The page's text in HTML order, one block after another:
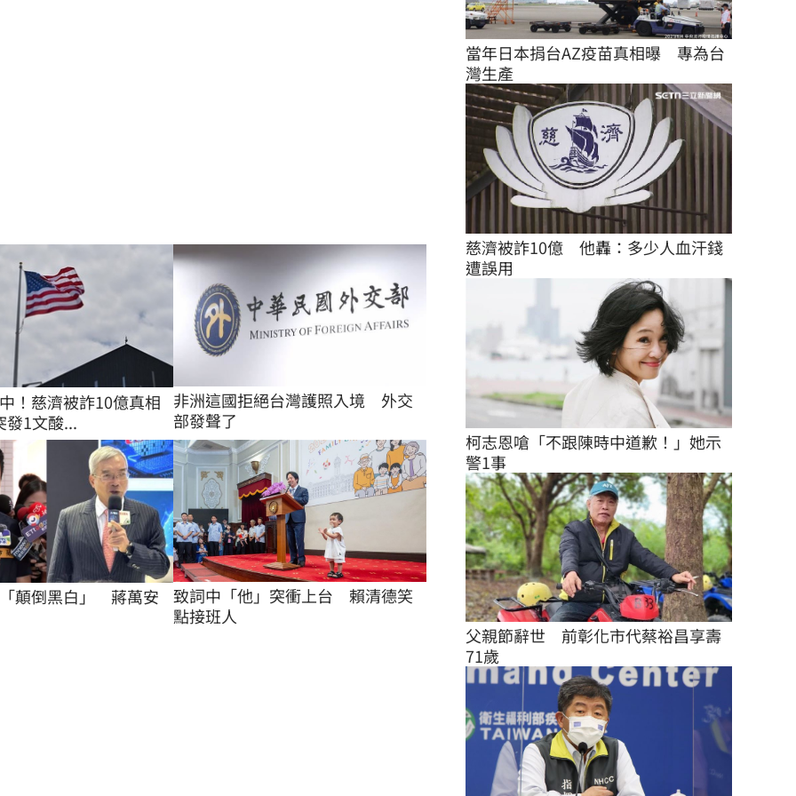
！慈濟被詐10億真相
1文酸...
非洲這國拒絕台灣護照入境　外交
部發聲了
顛倒黑白」　蔣萬安
致詞中「他」突衝上台　賴清德笑
點接班人
當年日本捐台AZ疫苗真相曝　專為台
灣生產
慈濟被詐10億　他轟：多少人血汗錢
遭誤用
柯志恩嗆「不跟陳時中道歉！」她示
警1事
父親節辭世　前彰化市代蔡裕昌享壽
71歲